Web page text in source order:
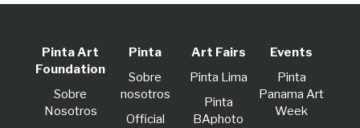
Pinta Art
Foundation
Sobre
Nosotros
Pinta
Sobre
nosotros
Official
Art Fairs
Pinta Lima
Pinta
BAphoto
Events
Pinta
Panama Art
Week